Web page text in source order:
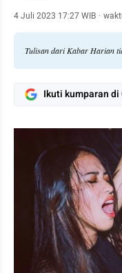
4 Juli 2023 17:27 WIB ·
Tulisan dari Kabar Harian
Ikuti kumparan di